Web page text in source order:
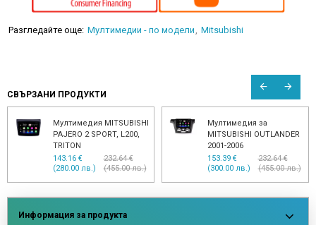
Разгледайте още: Мултимедии - по модели Mitsubishi
СВЪРЗАНИ ПРОДУКТИ
Mitsubishi Outlander
Окабеляване Rockford
Fosgate за ANDROID
медия
50.00 € (97.79 лв.)
Мултимедия за
MITSUBISHI ASX 2017 -
2022 / 9" ANDROID
143.16 €
(280.00 лв.)
232.64 €
(455.00 лв.)
Информация за продукта